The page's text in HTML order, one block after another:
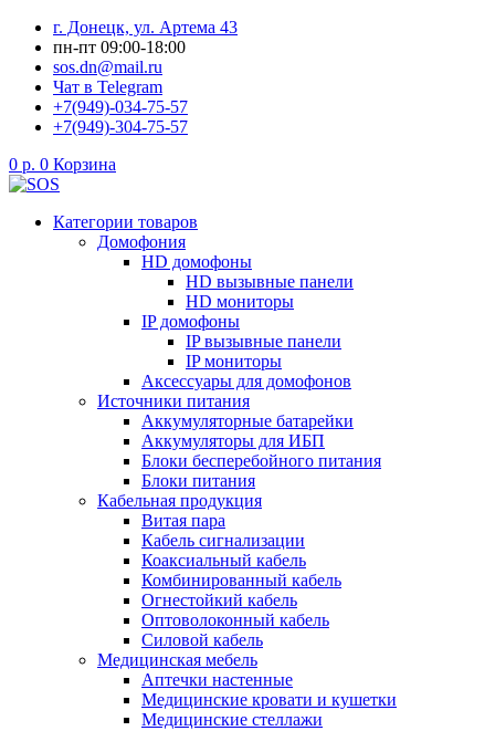
Перейти
содержимому
г. Донецк, ул. Артема 43
пн-пт 09:00-18:00
sos.dn@mail.ru
Чат в Telegram
+7(949)-034-75-57
+7(949)-304-75-57
0 р. 0 Корзина
Категории товаров
Домофония
HD домофоны
HD вызывные панели
HD мониторы
IP домофоны
IP вызывные панели
IP мониторы
Аксессуары для домофонов
Источники питания
Аккумуляторные батарейки
Аккумуляторы для ИБП
Блоки бесперебойного питания
Блоки питания
Кабельная продукция
Витая пара
Кабель сигнализации
Коаксиальный кабель
Комбинированный кабель
Огнестойкий кабель
Оптоволоконный кабель
Силовой кабель
Медицинская мебель
Аптечки настенные
Медицинские кровати и кушетки
Медицинские стеллажи